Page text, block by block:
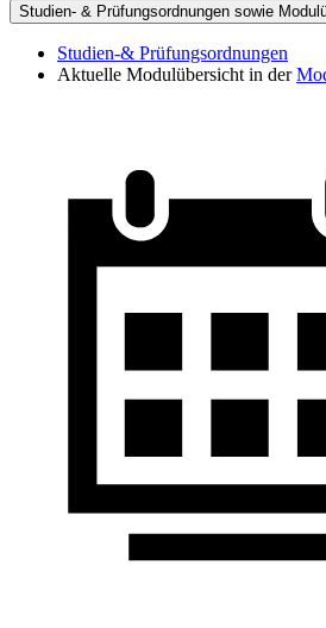
Studien- & Prüfungsordnungen sowie
Studien-& Prüfungsordnungen
Aktuelle Modulübersicht in der